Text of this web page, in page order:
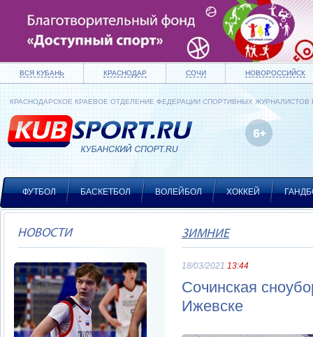
ВСЯ КУБАНЬ КРАСНОДАР СОЧИ НОВОРОССИЙСК
КРАСНОДАРСКОЕ КРАЕВОЕ ОТДЕЛЕНИЕ ФЕДЕРАЦИИ СПОРТИВНЫХ ЖУРНАЛИСТОВ
ФУТБОЛ БАСКЕТБОЛ ВОЛЕЙБОЛ ХОККЕЙ
НОВОСТИ ЗИМНИЕ
18/03/2021 13:44
Сочинская
Ижевске